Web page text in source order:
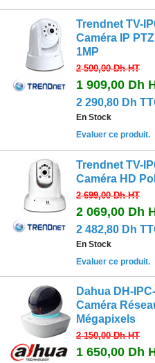
Trendnet TV-
Caméra IP
1MP
2 500,00 DhHT
1 909,00 Dh
2 290,80 Dh
En Stock
Evaluer ce produit.
Trendnet TV-
Caméra HD
2 699,00 DhHT
2 069,00 Dh
2 482,80 Dh
En Stock
Evaluer ce produit.
Dahua DH-
Caméra
Mégapixels
2 150,00 DhHT
1 650,00 Dh